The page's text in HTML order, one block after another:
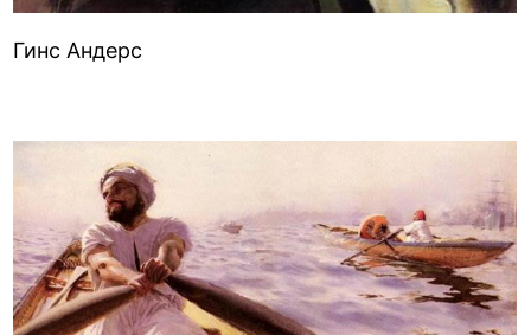
Гинс Андерс